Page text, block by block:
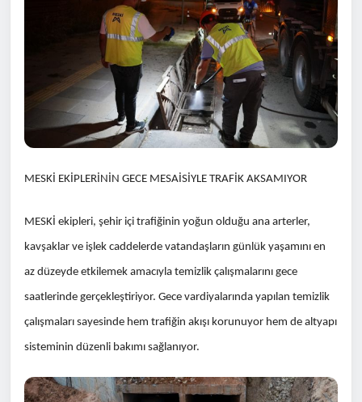
MESKİ EKİPLERİNİN GECE MESAİSİYLE TRAFİK AKSAMIYOR
MESKİ ekipleri, şehir içi trafiğinin yoğun olduğu ana arterler,
kavşaklar ve işlek caddelerde vatandaşların günlük yaşamını en
az düzeyde etkilemek amacıyla temizlik çalışmalarını gece
saatlerinde gerçekleştiriyor. Gece vardiyalarında yapılan temizlik
çalışmaları sayesinde hem trafiğin akışı korunuyor hem de altyapı
sisteminin düzenli bakımı sağlanıyor.